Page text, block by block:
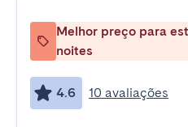
Melhor preço para
noites
4.6 10 avaliações